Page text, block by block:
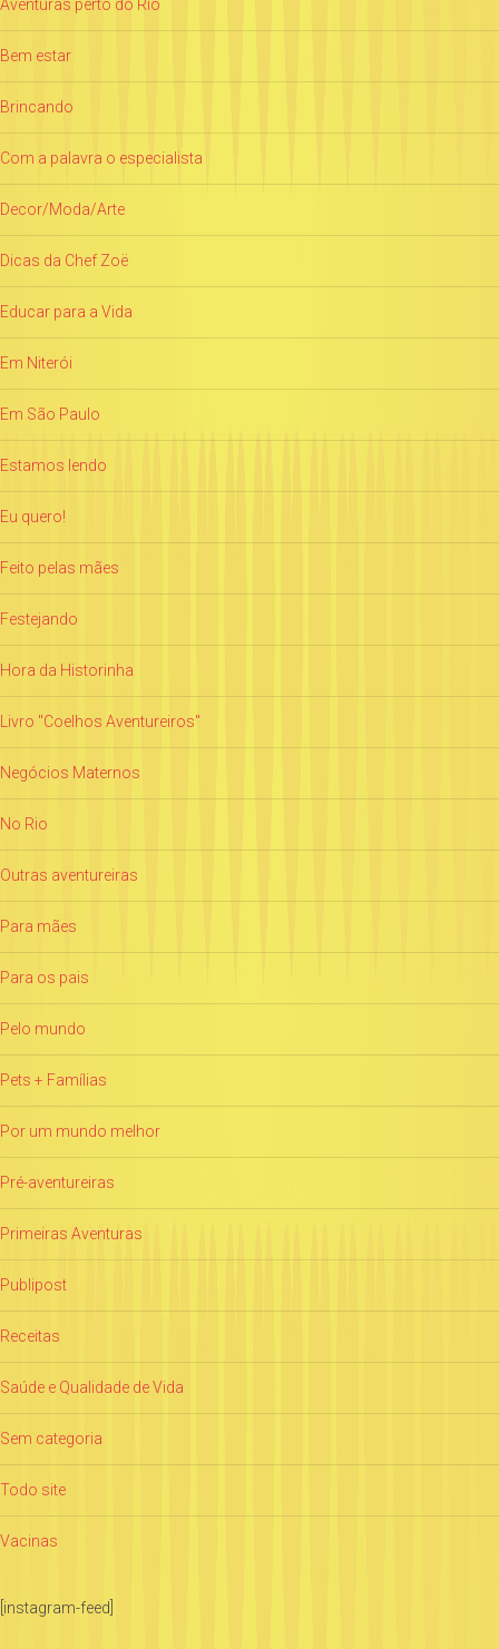
Aventuras perto do Rio
Bem estar
Brincando
Com a palavra o especialista
Decor/Moda/Arte
Dicas da Chef Zoë
Educar para a Vida
Em Niterói
Em São Paulo
Estamos lendo
Eu quero!
Feito pelas mães
Festejando
Hora da Historinha
Livro "Coelhos Aventureiros"
Negócios Maternos
No Rio
Outras aventureiras
Para mães
Para os pais
Pelo mundo
Pets + Famílias
Por um mundo melhor
Pré-aventureiras
Primeiras Aventuras
Publipost
Receitas
Saúde e Qualidade de Vida
Sem categoria
Todo site
Vacinas
[instagram-feed]